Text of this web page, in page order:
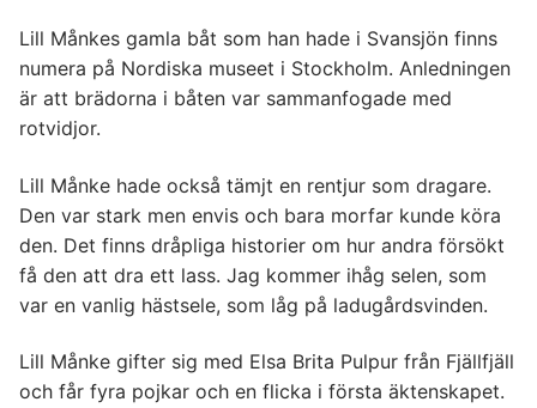
Lill Månkes gamla båt som han hade i Svansjön finns
numera på Nordiska museet i Stockholm. Anledningen
är att brädorna i båten var sammanfogade med
rotvidjor.
Lill Månke hade också tämjt en rentjur som dragare.
Den var stark men envis och bara morfar kunde köra
den. Det finns dråpliga historier om hur andra försökt
få den att dra ett lass. Jag kommer ihåg selen, som
var en vanlig hästsele, som låg på ladugårdsvinden.
Lill Månke gifter sig med Elsa Brita Pulpur från Fjällfjäll
och får fyra pojkar och en flicka i första äktenskapet.